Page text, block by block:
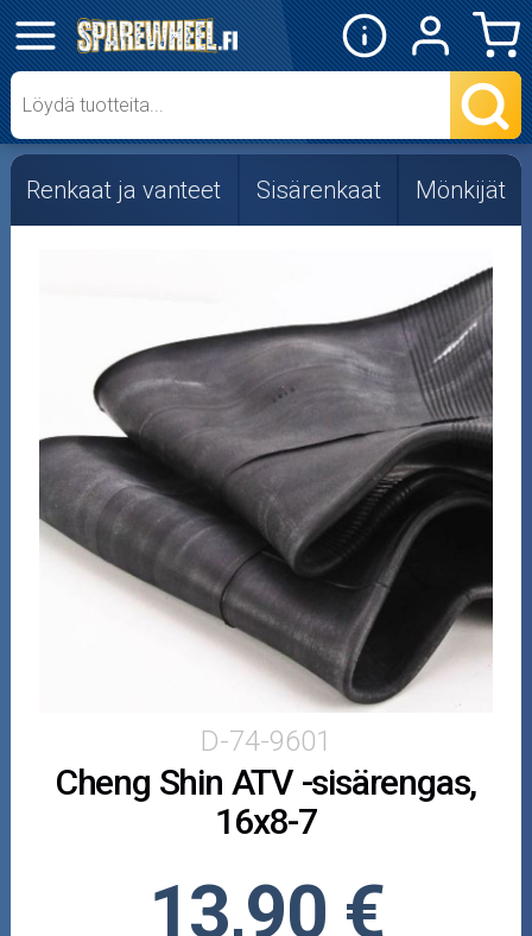
✕
Mopon osat
Skootterin osat
Crossipyörän osat
Moottorikelkan osat
Mopoauton osat
Mönkijän osat
Puutarha ja metsä
Ajovarusteet
Öljyt ja kemikaalit
Outlet-tuotteet
Renkaat ja vanteet Sisärenkaat Mönkijät
D-74-9601
Cheng Shin ATV -sisärengas,
16x8-7
13,90 €